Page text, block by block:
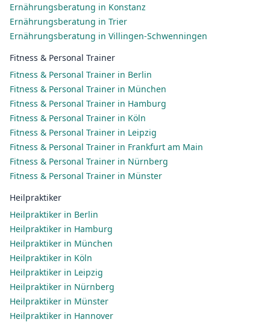
Ernährungsberatung in Konstanz
Ernährungsberatung in Trier
Ernährungsberatung in Villingen-Schwenningen
Fitness & Personal Trainer
Fitness & Personal Trainer in Berlin
Fitness & Personal Trainer in München
Fitness & Personal Trainer in Hamburg
Fitness & Personal Trainer in Köln
Fitness & Personal Trainer in Leipzig
Fitness & Personal Trainer in Frankfurt am Main
Fitness & Personal Trainer in Nürnberg
Fitness & Personal Trainer in Münster
Heilpraktiker
Heilpraktiker in Berlin
Heilpraktiker in Hamburg
Heilpraktiker in München
Heilpraktiker in Köln
Heilpraktiker in Leipzig
Heilpraktiker in Nürnberg
Heilpraktiker in Münster
Heilpraktiker in Hannover